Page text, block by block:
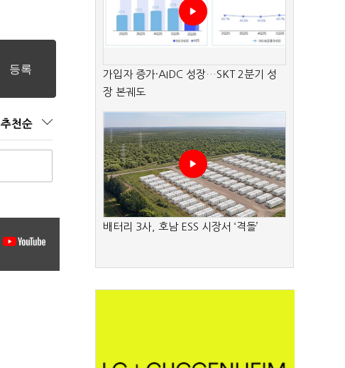
추천순
가입자 증가·AIDC 성장…SKT 2분기 성
장 본궤도
배터리 3사, 호남 ESS 시장서 ‘격돌’